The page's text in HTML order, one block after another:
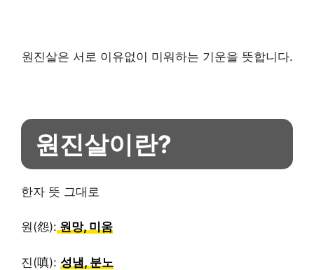
원진살은 서로 이유없이 미워하는 기운을 뜻합니다.
원진살이란?
한자 뜻 그대로
원(怨):원망, 미움
진(嗔): 성냄, 분노